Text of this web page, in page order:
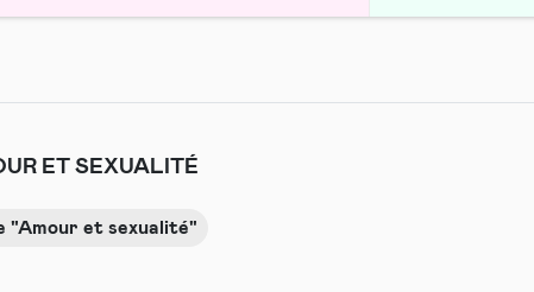
ET SEXUALITÉ
"Amour et sexualité"